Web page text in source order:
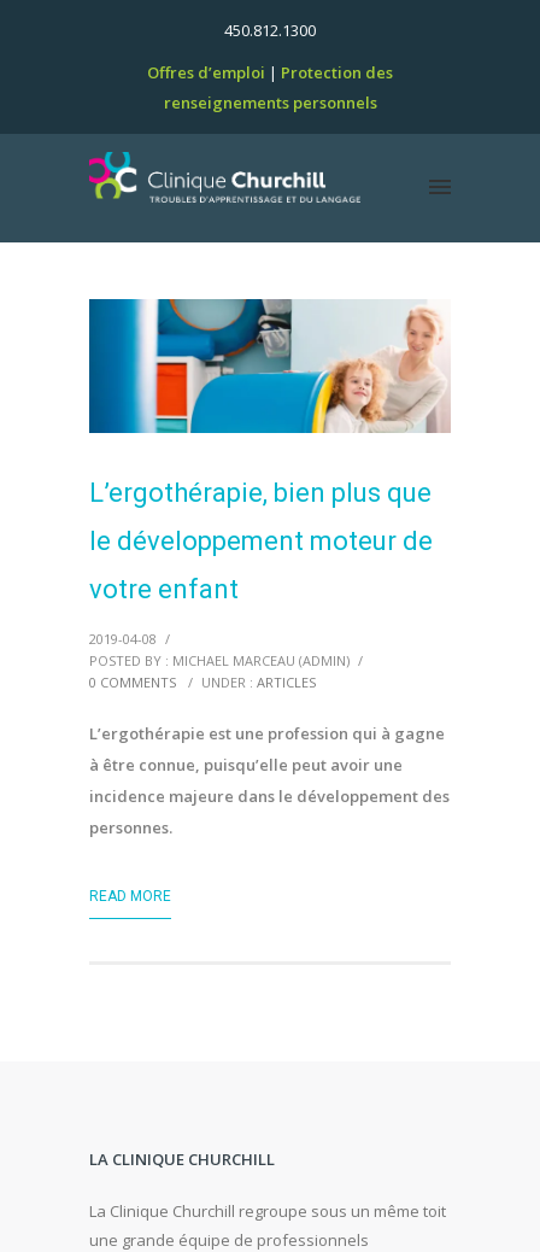
450.812.1300
Offres d’emploi
Protection des
renseignements personnels
L’ergothérapie, bien plus que
le développement moteur de
votre enfant
2019-04-08 /
POSTED BY : MICHAEL MARCEAU (ADMIN) /
0 COMMENTS
/ UNDER : ARTICLES
L’ergothérapie est une profession qui à gagne
à être connue, puisqu’elle peut avoir une
incidence majeure dans le développement des
personnes.
READ MORE
LA CLINIQUE CHURCHILL
La Clinique Churchill regroupe sous un même toit
une grande équipe de professionnels